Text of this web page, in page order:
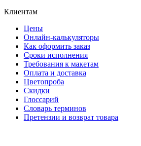
Клиентам
Цены
Онлайн-калькуляторы
Как оформить заказ
Сроки исполнения
Требования к макетам
Оплата и доставка
Цветопроба
Скидки
Глоссарий
Словарь терминов
Претензии и возврат товара